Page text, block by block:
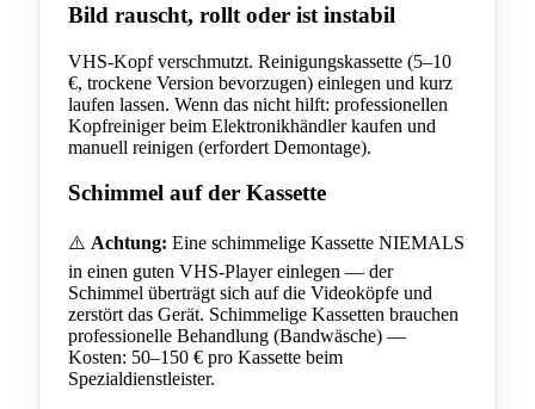
Bild rauscht, rollt oder ist instabil
VHS-Kopf verschmutzt. Reinigungskassette (5–10
€, trockene Version bevorzugen) einlegen und kurz
laufen lassen. Wenn das nicht hilft: professionellen
Kopfreiniger beim Elektronikhändler kaufen und
manuell reinigen (erfordert Demontage).
Schimmel auf der Kassette
⚠️ Achtung: Eine schimmelige Kassette NIEMALS
in einen guten VHS-Player einlegen — der
Schimmel überträgt sich auf die Videoköpfe und
zerstört das Gerät. Schimmelige Kassetten brauchen
professionelle Behandlung (Bandwäsche) —
Kosten: 50–150 € pro Kassette beim
Spezialdienstleister.